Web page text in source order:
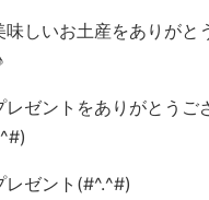
味しいお土産をありがと
レゼントをありがとうご
レゼント(#^.^#)